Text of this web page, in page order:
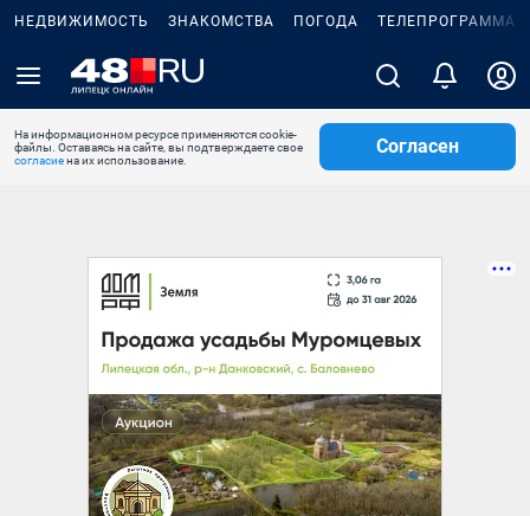
НЕДВИЖИМОСТЬ ЗНАКОМСТВА ПОГОДА ТЕЛЕПРОГРАММА
На информационном ресурсе применяются cookie-
файлы. Оставаясь на сайте, вы подтверждаете свое
согласиена их использование.
Согласен